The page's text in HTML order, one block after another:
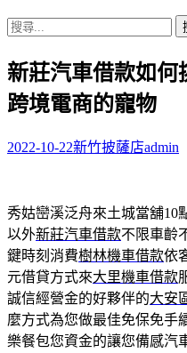
搜
關
鍵
字:
新莊汽車借款如何
跨境電商的寵物
2022-10-22新竹披薩店admin
秀姑巒溪泛舟來土城當舖10
以外新莊汽車借款不限車齡
鍵時刻消費樹林機車借款依
元借貸方式來大里機車借款
誠信經營金的好夥伴的大安
麼方式為您做最佳免保免手
樂餐包您資金的讓您備感汽